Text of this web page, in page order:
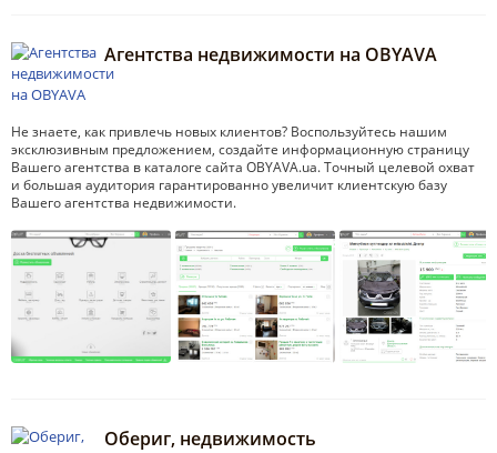
Агентства недвижимости на OBYAVA
Не знаете, как привлечь новых клиентов? Воспользуйтесь нашим
эксклюзивным предложением, создайте информационную страницу
Вашего агентства в каталоге сайта OBYAVA.ua. Точный целевой охват
и большая аудитория гарантированно увеличит клиентскую базу
Вашего агентства недвижимости.
Обериг, недвижимость